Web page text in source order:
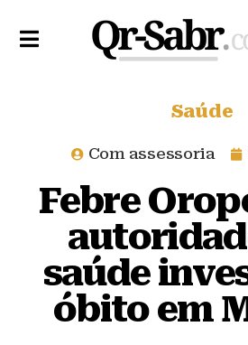
Saúde
Com assessoria
Febre
saúde
óbito em